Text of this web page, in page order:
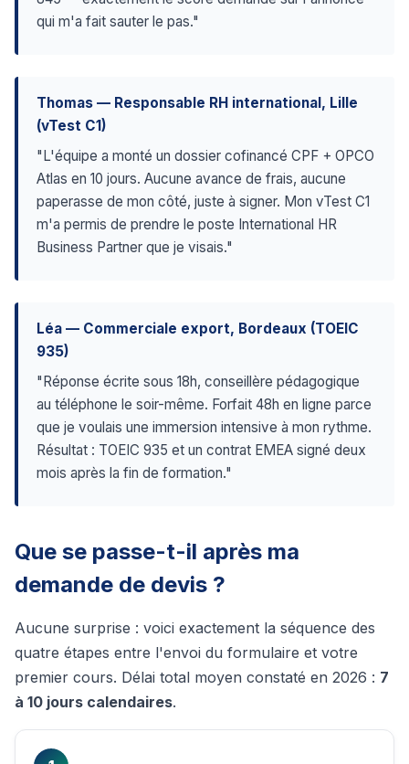
qui m'a fait sauter le pas."
Thomas — Responsable RH international, Lille
(vTest C1)
"L'équipe a monté un dossier cofinancé CPF + OPCO
Atlas en 10 jours. Aucune avance de frais, aucune
paperasse de mon côté, juste à signer. Mon vTest C1
m'a permis de prendre le poste International HR
Business Partner que je visais."
Léa — Commerciale export, Bordeaux (TOEIC
935)
"Réponse écrite sous 18h, conseillère pédagogique
au téléphone le soir-même. Forfait 48h en ligne parce
que je voulais une immersion intensive à mon rythme.
Résultat : TOEIC 935 et un contrat EMEA signé deux
mois après la fin de formation."
Que se passe-t-il après ma
demande de devis ?
Aucune surprise : voici exactement la séquence des
quatre étapes entre l'envoi du formulaire et votre
premier cours. Délai total moyen constaté en 2026 : 7
à 10 jours calendaires.